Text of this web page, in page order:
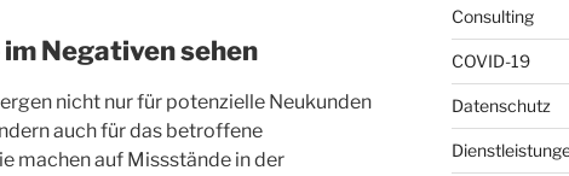
Negativen sehen
nicht nur für potenzielle Neukunden
auch für das betroffene
machen auf Missstände in der
Consulting
COVID-19
Datenschutz